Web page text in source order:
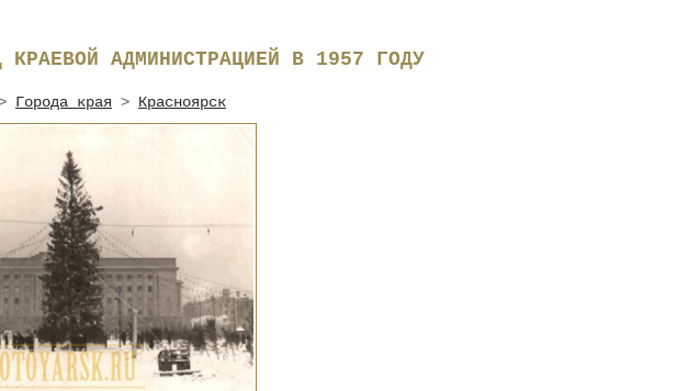
КРАЕВОЙ АДМИНИСТРАЦИЕЙ В 1957 ГОДУ
Города края > Красноярск